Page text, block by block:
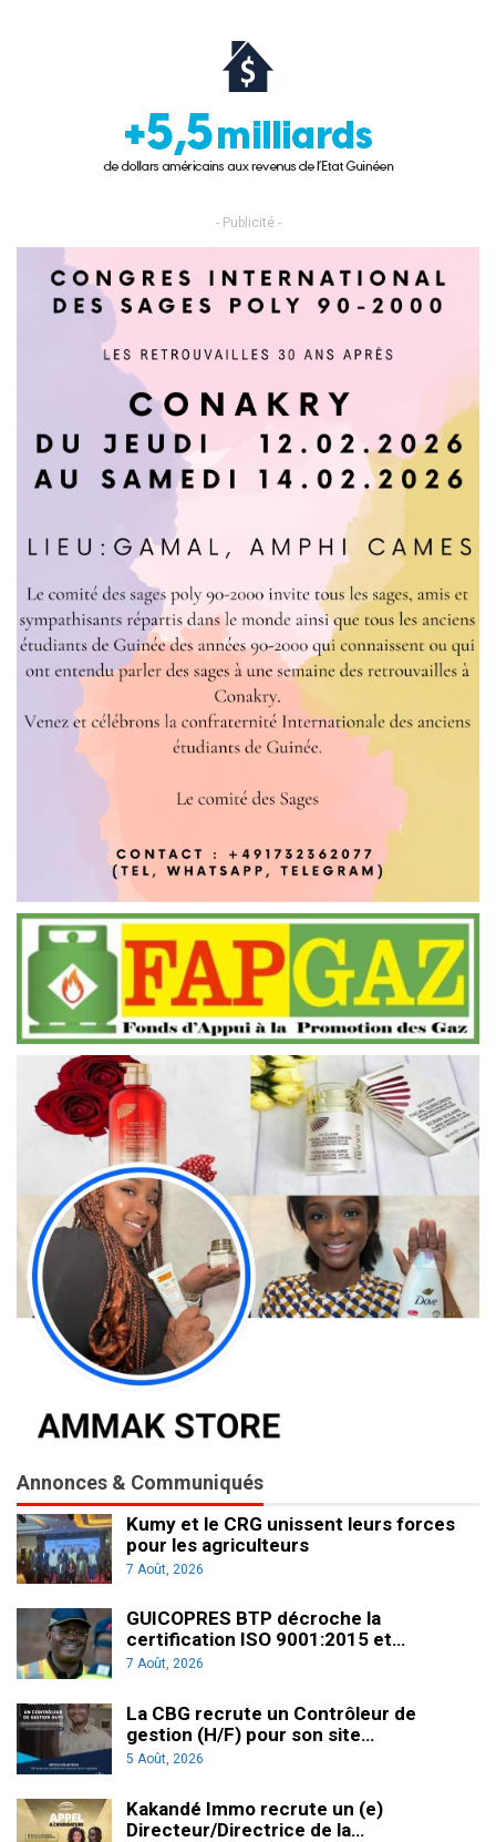
- Publicité -
Annonces & Communiqués
Kumy et le CRG unissent leurs forces
pour les agriculteurs
7 Août, 2026
GUICOPRES BTP décroche la
certification ISO 9001:2015 et…
7 Août, 2026
La CBG recrute un Contrôleur de
gestion (H/F) pour son site…
5 Août, 2026
Kakandé Immo recrute un (e)
Directeur/Directrice de la…